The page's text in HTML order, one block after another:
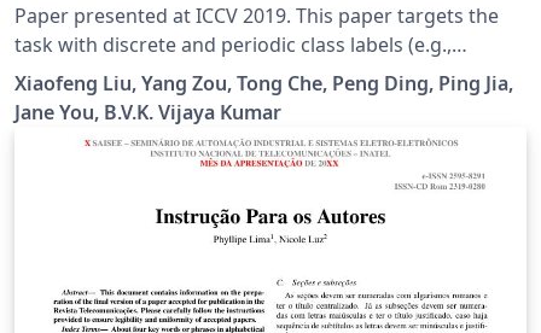
Paper presented at ICCV 2019. This paper targets the
task with discrete and periodic class labels (e.g.,
pose/orientation estimation) in the context of deep
learning. The commonly used cross-entropy or
regression loss is not well matched to this problem as
they ignore the periodic nature of the labels and the
class similarity, or assume labels are continuous value.
We propose to incorporate inter-class correlations in a
Wasserstein training framework by pre-defining (i.e.,
using arc length of a circle) or adaptively learning the
ground metric. We extend the ground metric as a linear,
Xiaofeng Liu, Yang Zou, Tong Che, Peng Ding, Ping Jia,
Jane You, B.V.K. Vijaya Kumar